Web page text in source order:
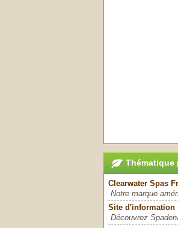
Thématique
Clearwater Spas
Notre marque
Site d'information
Découvrez